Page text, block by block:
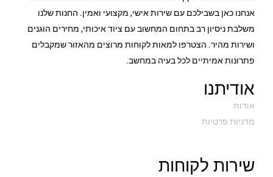
אנחנו כאן בשבילכם עם שירות אישי, מקצועי ואמין. החנות שלנו
משלבת ניסיון רב בתחום המחשוב עם ציוד איכותי, מחירים הוגנים
ושירות מהיר. הצטרפו למאות לקוחות מרוצים מהאזור שמקבלים
פתרונות אמיתיים לכל בעיה במחשב.
אודיתנו
אודות
מדניות פרטיות
שירות לקוחות